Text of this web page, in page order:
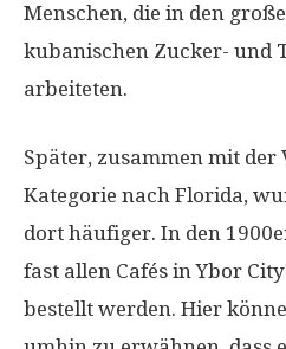
Menschen, die in den
kubanischen Zucker- und
arbeiteten.
Später, zusammen mit der
Kategorie nach Florida,
dort häufiger. In den
fast allen Cafés in Ybor
bestellt werden. Hier